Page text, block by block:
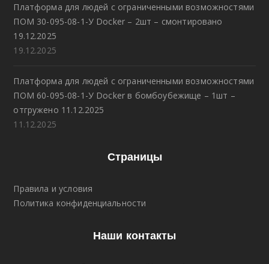
Платформа для людей с ограниченными возможностями
ПОМ 30-095-08-1-У Docker – 2шт – смонтировано
19.12.2025
19.12.2025
Платформа для людей с ограниченными возможностями
ПОМ 60-095-08-1-У Docker в бомбоубежище – 1шт –
отгружено 11.12.2025
11.12.2025
Страницы
Правила и условия
Политика конфиденциальности
Наши контакты